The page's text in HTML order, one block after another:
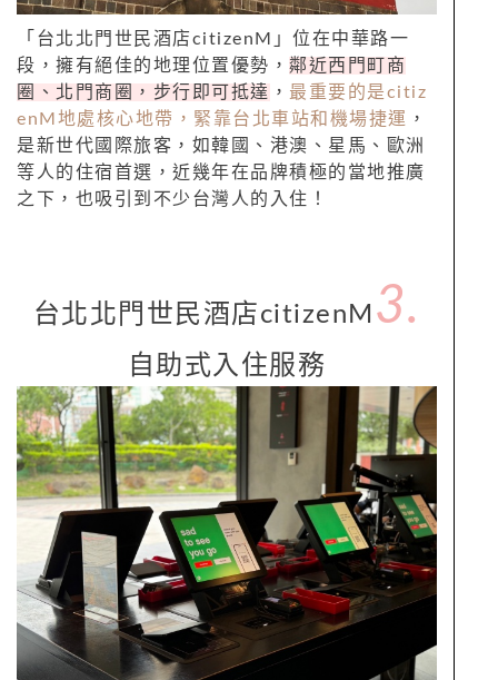
「台北北門世民酒店citizenM」位在中華路一
段，擁有絕佳的地理位置優勢， 鄰近西門町商
圈、北門商圈，步行即可抵達 ， 最重要的是citiz
enM地處核心地帶，緊靠台北車站和機場捷運 ，
是新世代國際旅客，如韓國、港澳、星馬、歐洲
等人的住宿首選，近幾年在品牌積極的當地推廣
之下，也吸引到不少台灣人的入住！
台北北門世民酒店citizenM 3.
自助式入住服務